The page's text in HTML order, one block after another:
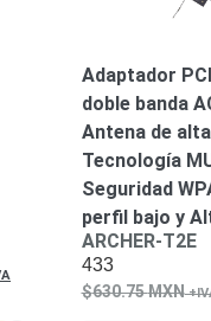
Adaptador
doble banda
Antena de
Tecnología
Seguridad
perfil bajo y
ARCHER-T2E
433
630.75MXN